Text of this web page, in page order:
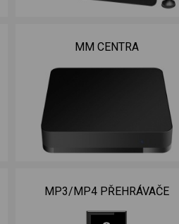
MM CENTRA
MP3/MP4 PŘEHRÁVAČE